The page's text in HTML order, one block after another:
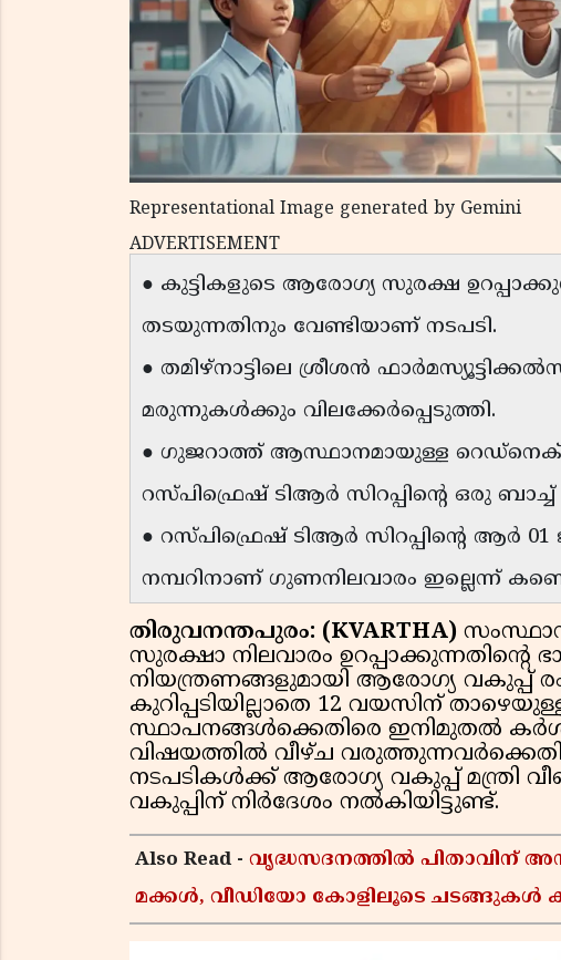
Representational Image generated by Gemini
ADVERTISEMENT
● കുട്ടികളുടെ ആരോഗ്യ സുരക്ഷ
തടയുന്നതിനും വേണ്ടിയാണ് നടപടി.
● തമിഴ്‌നാട്ടിലെ ശ്രീശൻ
മരുന്നുകൾക്കും വിലക്കേർപ്പെടുത്തി.
● ഗുജറാത്ത് ആസ്ഥാനമായുള്ള റെഡ്നെക്സ്
റസ്പിഫ്രെഷ് ടിആർ സിറപ്പിൻ്റെ ഒരു ബാച്ച്
● റസ്പിഫ്രെഷ് ടിആർ സിറപ്പിൻ്റെ ആർ
നമ്പറിനാണ് ഗുണനിലവാരം ഇല്ലെന്ന്
തിരുവനന്തപുരം: (KVARTHA)
സുരക്ഷാ നിലവാരം ഉറപ്പാക്കുന്നതിൻ്റെ
നിയന്ത്രണങ്ങളുമായി ആരോഗ്യ വകുപ്പ്
കുറിപ്പടിയില്ലാതെ 12 വയസിന്
സ്ഥാപനങ്ങൾക്കെതിരെ ഇനിമുതൽ
വിഷയത്തിൽ വീഴ്ച
നടപടികൾക്ക് ആരോഗ്യ വകുപ്പ്
വകുപ്പിന് നിർദേശം നൽകിയിട്ടുണ്ട്.
Also Read - വൃദ്ധസദനത്തിൽ പിതാവിന്
മക്കൾ, വീഡിയോ കോളിലൂടെ ചടങ്ങുകൾ